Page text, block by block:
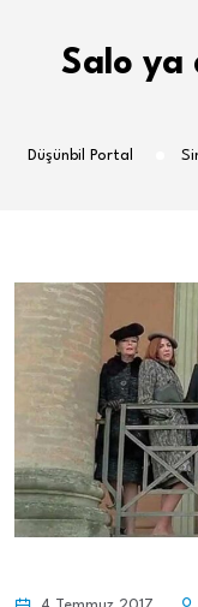
Salo ya
Düşünbil Portal